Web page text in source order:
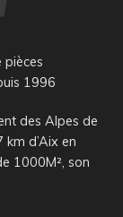
pièces
1996
des Alpes de
d’Aix en
1000M², son